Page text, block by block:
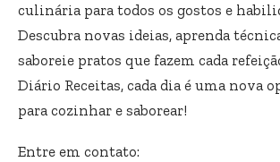
culinária para todos os gostos e
Descubra novas ideias, aprenda
saboreie pratos que fazem cada
Diário Receitas, cada dia é uma nova
para cozinhar e saborear!
Entre em contato: